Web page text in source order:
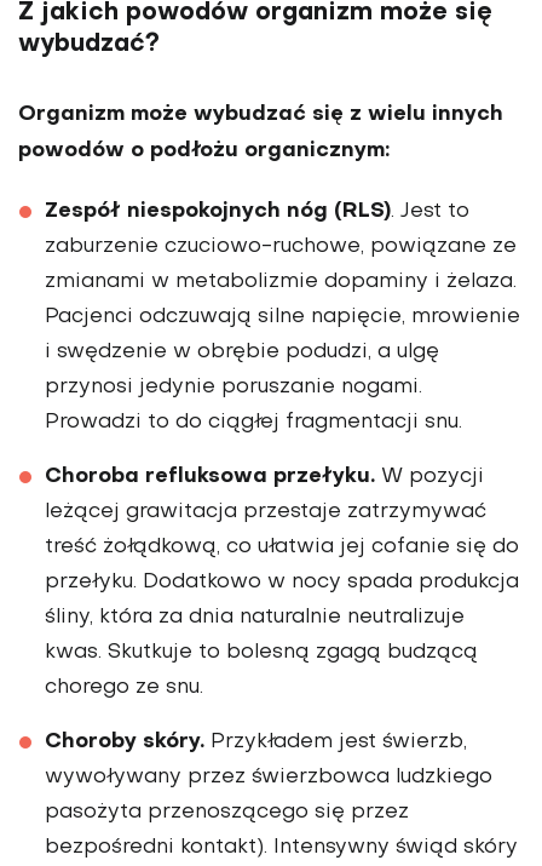
Z jakich powodów organizm może się
wybudzać?
Organizm może wybudzać się z wielu innych
powodów o podłożu organicznym:
Zespół niespokojnych nóg (RLS). Jest to
zaburzenie czuciowo-ruchowe, powiązane ze
zmianami w metabolizmie dopaminy i żelaza.
Pacjenci odczuwają silne napięcie, mrowienie
i swędzenie w obrębie podudzi, a ulgę
przynosi jedynie poruszanie nogami.
Prowadzi to do ciągłej fragmentacji snu.
Choroba refluksowa przełyku. W pozycji
leżącej grawitacja przestaje zatrzymywać
treść żołądkową, co ułatwia jej cofanie się do
przełyku. Dodatkowo w nocy spada produkcja
śliny, która za dnia naturalnie neutralizuje
kwas. Skutkuje to bolesną zgagą budzącą
chorego ze snu.
Choroby skóry. Przykładem jest świerzb,
wywoływany przez świerzbowca ludzkiego
pasożyta przenoszącego się przez
bezpośredni kontakt). Intensywny świąd skóry